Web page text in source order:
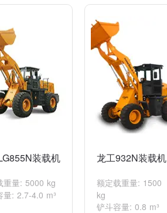
装载机
重量: 5000 kg
量: 2.7-4.0 m³
龙工932N装载机
额定载重量: 1500
kg
铲斗容量: 0.8 m³